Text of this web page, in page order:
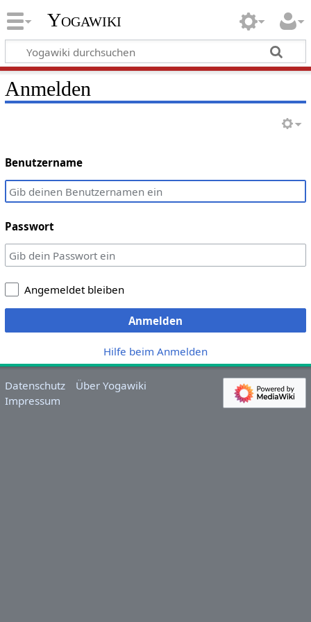
Yogawiki
Anmelden
Benutzername
Passwort
Angemeldet bleiben
Anmelden
Hilfe beim Anmelden
Datenschutz
Über Yogawiki
Impressum